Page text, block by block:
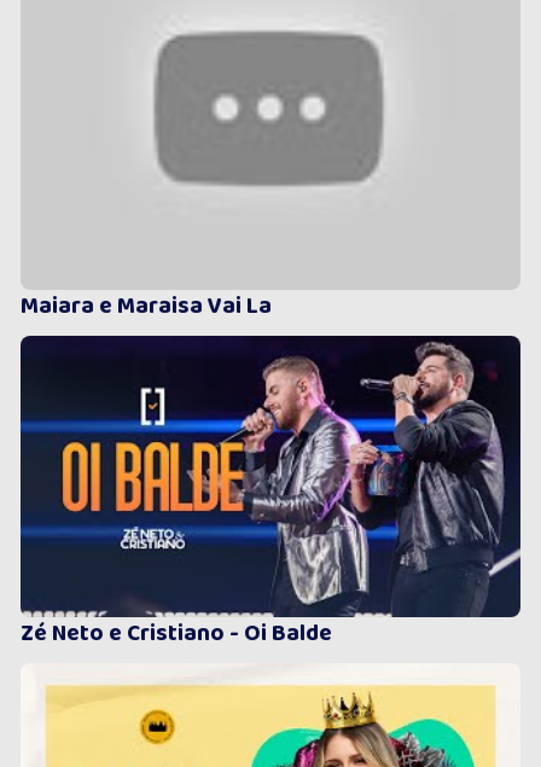
Maiara e Maraisa Vai La
Zé Neto e Cristiano - Oi Balde